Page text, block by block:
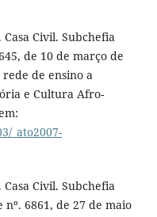
Civil. Subchefia
de 10 de março de
de ensino a
e Cultura Afro-
_ato2007-
Civil. Subchefia
6861, de 27 de maio